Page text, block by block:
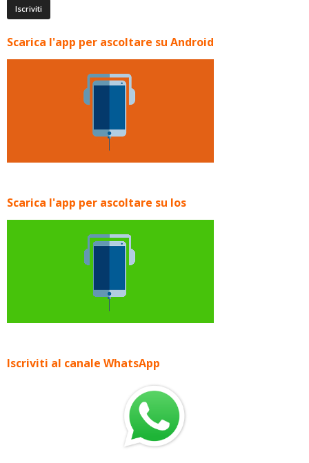
Scarica l'app per ascoltare su Android
Scarica l'app per ascoltare su Ios
Iscriviti al canale WhatsApp